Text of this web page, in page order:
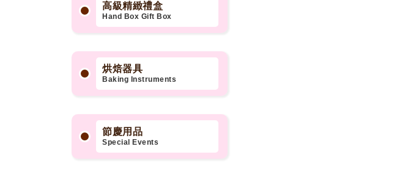
高級精緻禮盒
Hand Box Gift Box
烘焙器具
Baking Instruments
節慶用品
Special Events